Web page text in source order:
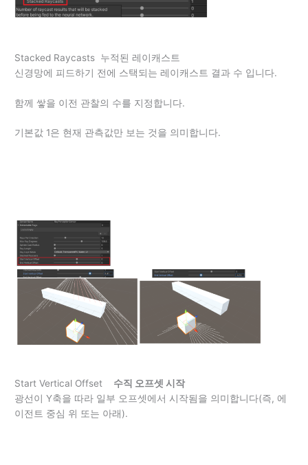
Stacked Raycasts 누적된 레이캐스트
신경망에 피드하기 전에 스택되는 레이캐스트 결과 수 입니다.
함께 쌓을 이전 관찰의 수를 지정합니다.
기본값 1은 현재 관측값만 보는 것을 의미합니다.
Start Vertical Offset 수직 오프셋 시작
광선이 Y축을 따라 일부 오프셋에서 시작됨을 의미합니다(즉, 에
이전트 중심 위 또는 아래).